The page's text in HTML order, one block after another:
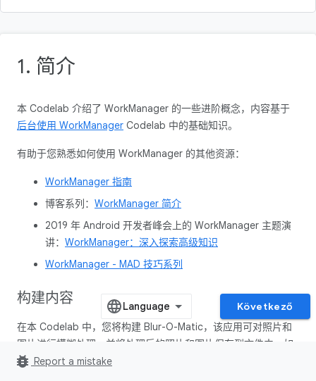
1. 简介
本 Codelab 介绍了 WorkManager 的一些进阶概念，内容基于
后台使用 WorkManager Codelab 中的基础知识。
有助于您熟悉如何使用 WorkManager 的其他资源：
WorkManager 指南
博客系列： WorkManager 简介
2019 年 Android 开发者峰会上的 WorkManager 主题演
讲： WorkManager：深入探索高级知识
WorkManager - MAD 技巧系列
构建内容
在本 Codelab 中，您将构建 Blur-O-Matic，该应用可对照片和
图片进行模糊处理，并将处理后的照片和图片保存到文件中。如
果您已完成 使用 WorkManager 处理后台工作
Következő
bug_report Report a mistake